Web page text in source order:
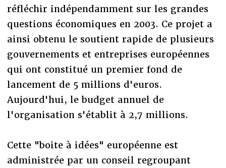
réfléchir indépendamment sur les grandes
questions économiques en 2003. Ce projet a
ainsi obtenu le soutient rapide de plusieurs
gouvernements et entreprises européennes
qui ont constitué un premier fond de
lancement de 5 millions d'euros.
Aujourd'hui, le budget annuel de
l'organisation s'établit à 2,7 millions.
Cette "boite à idées" européenne est
administrée par un conseil regroupant